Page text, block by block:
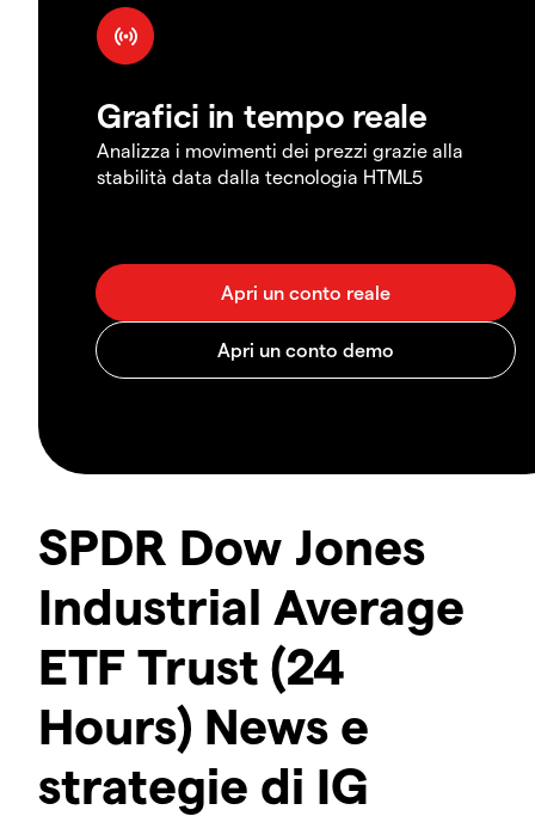
Grafici in tempo reale
Analizza i movimenti dei prezzi grazie alla
stabilità data dalla tecnologia HTML5
SPDR Dow Jones
Industrial Average
ETF Trust (24
Hours) News e
strategie di IG